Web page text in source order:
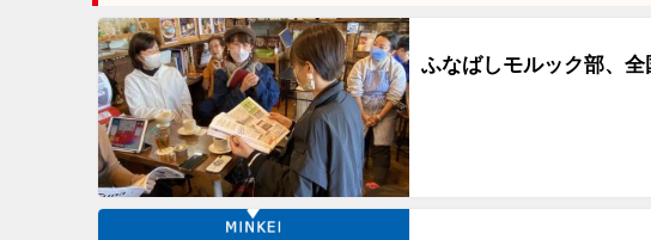
ふなばしモルック部、